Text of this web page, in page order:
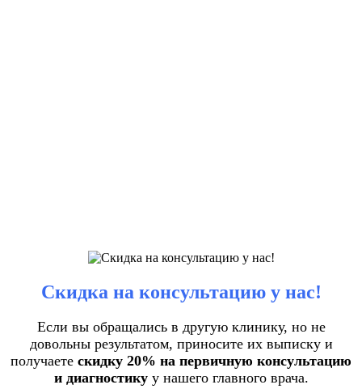
Скидка на консультацию у нас!
Если вы обращались в другую клинику, но не
довольны результатом, приносите их выписку и
получаете скидку 20% на первичную консультацию
и диагностикуу нашего главного врача.